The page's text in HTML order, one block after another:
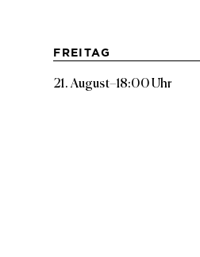
FREITAG
21. August–18:00 Uhr